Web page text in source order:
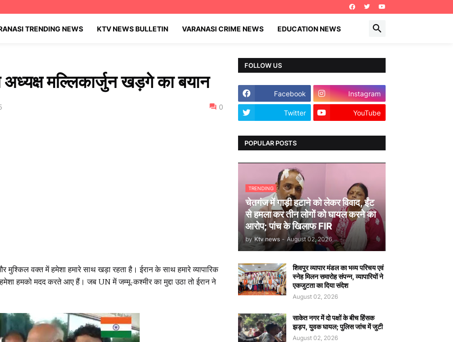
TRENDING NEWS KTV NEWS BULLETIN VARANASI CRIME NEWS EDUCATION NEWS
अध्यक्ष मल्लिकार्जुन खड़गे का बयान
0
मुश्किल वक्त में हमेशा हमारे साथ खड़ा रहता है। ईरान के साथ हमारे व्यापारिक
हमको मदद करते आए हैं। जब UN में जम्मू-कश्मीर का मुद्दा उठा तो ईरान ने
FOLLOW US
Facebook Instagram
Twitter YouTube
POPULAR POSTS
TRENDING
चेतगंज में गाड़ी हटाने को लेकर विवाद, ईंट
से हमला कर तीन लोगों को घायल करने का
आरोप; पांच के खिलाफ FIR
by Ktv news - August 02, 2026
शिवपुर व्यापार मंडल का भव्य परिचय एवं
स्नेह मिलन समारोह संपन्न, व्यापारियों ने
एकजुटता का दिया संदेश
August 02, 2026
साकेत नगर में दो पक्षों के बीच हिंसक
झड़प, युवक घायल; पुलिस जांच में जुटी
August 02, 2026